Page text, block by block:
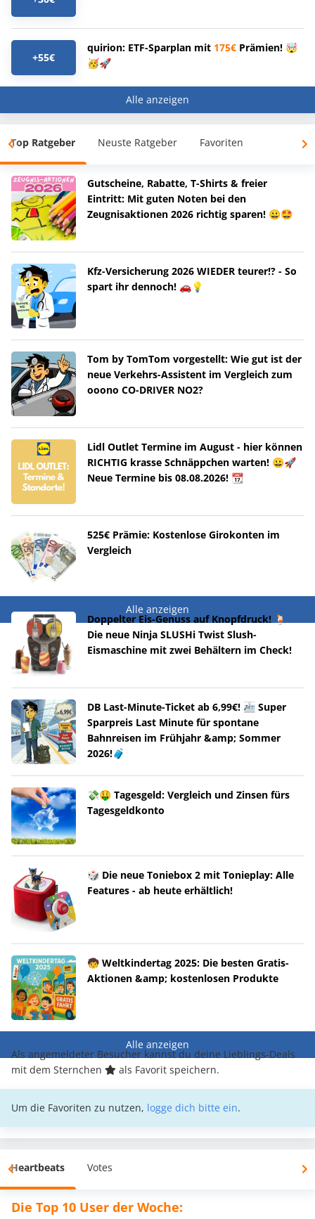
+55€
quirion: ETF-Sparplan mit 175€ Prämien! 🤯
🥳🚀
Alle anzeigen
Top Ratgeber Neuste Ratgeber Favoriten
Gutscheine, Rabatte, T-Shirts & freier
Eintritt: Mit guten Noten bei den
Zeugnisaktionen 2026 richtig sparen! 😀🤩
Kfz-Versicherung 2026 WIEDER teurer!? - So
spart ihr dennoch! 🚗💡
Tom by TomTom vorgestellt: Wie gut ist der
neue Verkehrs-Assistent im Vergleich zum
ooono CO-DRIVER NO2?
Lidl Outlet Termine im August - hier können
RICHTIG krasse Schnäppchen warten! 😀🚀
Neue Termine bis 08.08.2026! 📆
525€ Prämie: Kostenlose Girokonten im
Vergleich
Alle anzeigen
Doppelter Eis-Genuss auf Knopfdruck! 🍹
Die neue Ninja SLUSHi Twist Slush-
Eismaschine mit zwei Behältern im Check!
DB Last-Minute-Ticket ab 6,99€! 🚈 Super
Sparpreis Last Minute für spontane
Bahnreisen im Frühjahr &amp; Sommer
2026!🧳
💸🤑 Tagesgeld: Vergleich und Zinsen fürs
Tagesgeldkonto
🎲 Die neue Toniebox 2 mit Tonieplay: Alle
Features - ab heute erhältlich!
🧒 Weltkindertag 2025: Die besten Gratis-
Aktionen &amp; kostenlosen Produkte
Alle anzeigen
Als angemeldeter Besucher kannst du deine Lieblings-Deals
mit dem Sternchen
als Favorit speichern.
Um die Favoriten zu nutzen, logge dich bitte ein.
Heartbeats Votes
Die Top 10 User der Woche: